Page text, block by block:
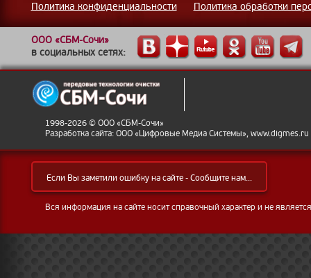
Политика конфиденциальности Политика обработки
ООО «СБМ-Сочи»
в социальных сетях:
1998-2026 © ООО «СБМ-Сочи»
Разработка сайта: ООО «Цифровые Медиа Системы», www.digmes.ru
Если Вы заметили ошибку на сайте - Сообщите нам...
Вся информация на сайте носит справочный характер и не